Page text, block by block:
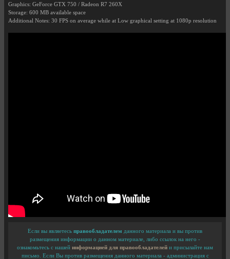
Graphics: GeForce GTX 750 / Radeon R7 260X
Storage: 600 MB available space
Additional Notes: 30 FPS on average while at Low graphical setting at 1080p resolution
Если вы являетесь правообладателем данного материала и вы против
размещения информации о данном материале, либо ссылок на него -
ознакомьтесь с нашей информацией для правообладателей и присылайте нам
письмо. Если Вы против размещения данного материала - администрация с